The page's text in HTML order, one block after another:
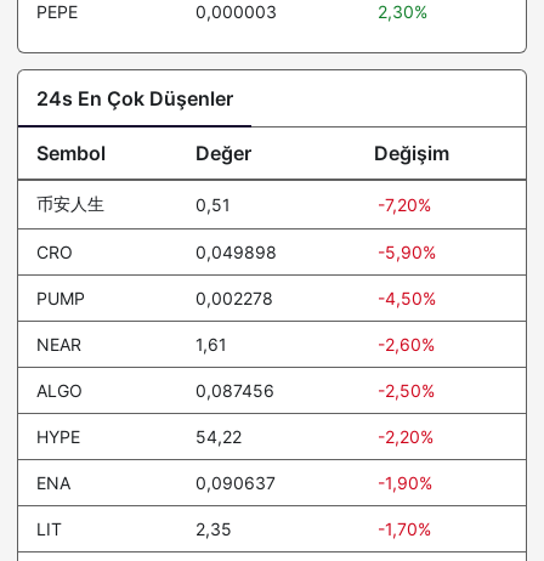
PEPE 0,000003 2,30%
24s En Çok Düşenler
Sembol Değer Değişim
币安人生 0,51 -7,20%
CRO 0,049898 -5,90%
PUMP 0,002278 -4,50%
NEAR 1,61 -2,60%
ALGO 0,087456 -2,50%
HYPE 54,22 -2,20%
ENA 0,090637 -1,90%
LIT 2,35 -1,70%